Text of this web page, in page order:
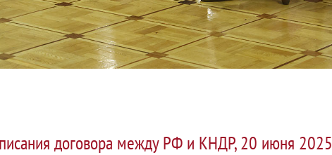
договора между РФ и КНДР, 20 июня 2025